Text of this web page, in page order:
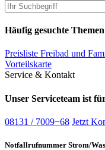
Häufig gesuchte Themen
Preisliste Freibad und
Vorteilskarte
Service & Kontakt
Unser Serviceteam ist
08131 / 7009−68 Jetzt
Notfallrufnummer Strom/